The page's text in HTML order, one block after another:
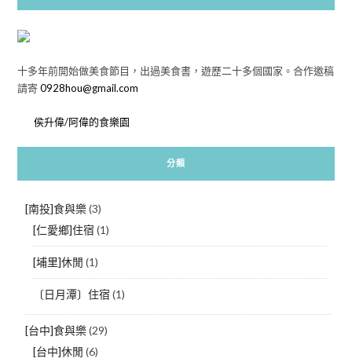
十多年前開始做美食節目，出過美食書，遊歷二十多個國家。合作邀稿
請寄0928hou@gmail.com
侯升偉/阿偉的食樂園
分類
[南投]食與樂(3)
[仁愛鄉]住宿 (1)
[埔里]休閒 (1)
〔日月潭〕住宿 (1)
[台中]食與樂(29)
[台中]休閒 (6)